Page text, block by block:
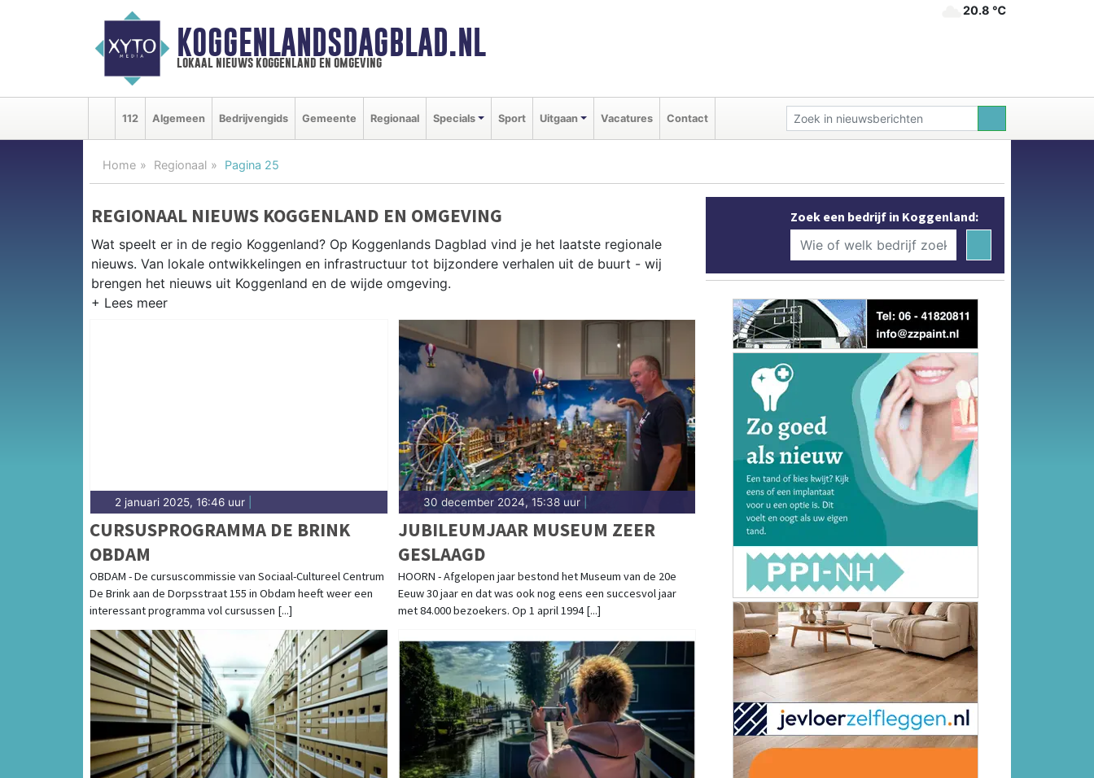
KOGGENLANDSDAGBLAD.NL
lokaal nieuws koggenland en omgeving
20.8 ℃
112 Algemeen Bedrijvengids Gemeente Regionaal Specials Sport Uitgaan Vacatures Contact
Home Regionaal Pagina 25
REGIONAAL NIEUWS KOGGENLAND EN OMGEVING
Wat speelt er in de regio Koggenland? Op Koggenlands Dagblad vind je het laatste regionale
nieuws. Van lokale ontwikkelingen en infrastructuur tot bijzondere verhalen uit de buurt - wij
brengen het nieuws uit Koggenland en de wijde omgeving.
Naast Koggenland volgen wij ook het nieuws uit Drechterland, Enkhuizen, Heerhugowaard en
2 januari 2025, 16:46 uur
CURSUSPROGRAMMA DE BRINK
OBDAM
OBDAM - De cursuscommissie van Sociaal-Cultureel Centrum
De Brink aan de Dorpsstraat 155 in Obdam heeft weer een
interessant programma vol cursussen [...]
30 december 2024, 15:38 uur|
JUBILEUMJAAR MUSEUM ZEER
GESLAAGD
HOORN - Afgelopen jaar bestond het Museum van de 20e
Eeuw 30 jaar en dat was ook nog eens een succesvol jaar
met 84.000 bezoekers. Op 1 april 1994 [...]
Zoek een bedrijf in Koggenland: